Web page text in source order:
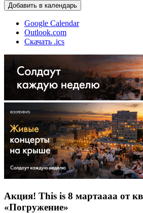
Добавить в календарь
Google Calendar
Outlook.com
Скачать .ics
Акция! This is 8 мартаааа от
«Погружение»